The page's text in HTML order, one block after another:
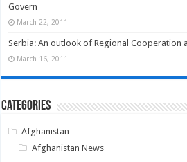
Govern
March 22, 2011
Serbia: An outlook of Regional Cooperation
March 16, 2011
Categories
Afghanistan
Afghanistan News